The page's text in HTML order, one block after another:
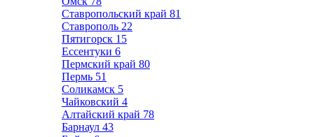
Ставропольский край 81
Ставрополь 22
Пятигорск 15
Ессентуки 6
Пермский край 80
Пермь 51
Соликамск 5
Чайковский 4
Алтайский край 78
Барнаул 43